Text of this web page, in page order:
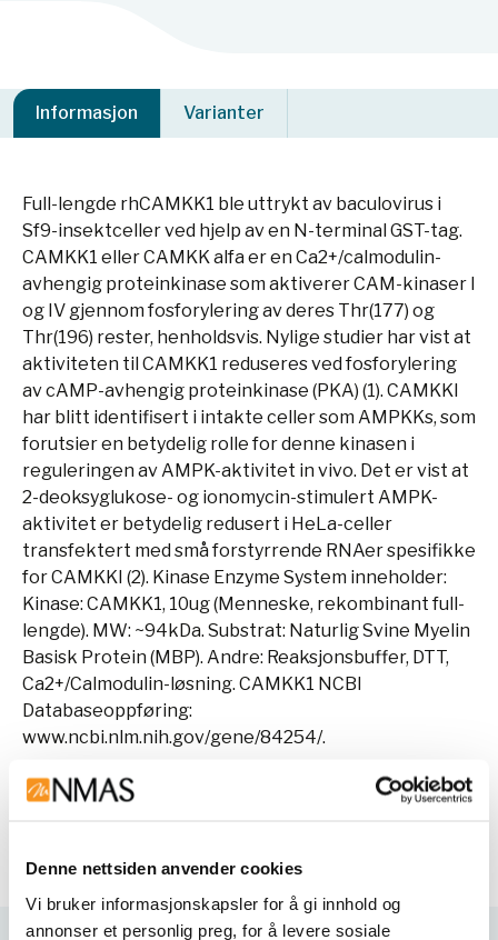
Denne nettsiden anvender cookies
Vi bruker informasjonskapsler for å gi innhold og
annonser et personlig preg, for å levere sosiale
Informasjon Varianter
Full-lengde rhCAMKK1 ble uttrykt av baculovirus i
Sf9-insektceller ved hjelp av en N-terminal GST-tag.
CAMKK1 eller CAMKK alfa er en Ca2+/calmodulin-
avhengig proteinkinase som aktiverer CAM-kinaser I
og IV gjennom fosforylering av deres Thr(177) og
Thr(196) rester, henholdsvis. Nylige studier har vist at
aktiviteten til CAMKK1 reduseres ved fosforylering
av cAMP-avhengig proteinkinase (PKA) (1). CAMKKI
har blitt identifisert i intakte celler som AMPKKs, som
forutsier en betydelig rolle for denne kinasen i
reguleringen av AMPK-aktivitet in vivo. Det er vist at
2-deoksyglukose- og ionomycin-stimulert AMPK-
aktivitet er betydelig redusert i HeLa-celler
transfektert med små forstyrrende RNAer spesifikke
for CAMKKI (2). Kinase Enzyme System inneholder:
Kinase: CAMKK1, 10ug (Menneske, rekombinant full-
lengde). MW: ~94kDa. Substrat: Naturlig Svine Myelin
Basisk Protein (MBP). Andre: Reaksjonsbuffer, DTT,
Ca2+/Calmodulin-løsning. CAMKK1 NCBI
Databaseoppføring:
www.ncbi.nlm.nih.gov/gene/84254/.
Denne teksten er oversatt av AI-verktøy fra OpenAI